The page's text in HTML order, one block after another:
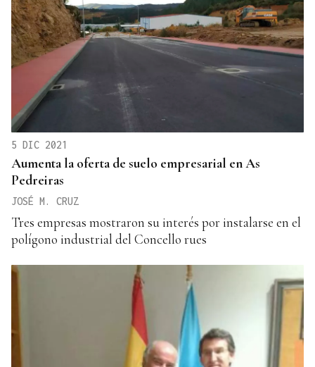
5 DIC 2021
Aumenta la oferta de suelo empresarial en As
Pedreiras
JOSÉ M. CRUZ
Tres empresas mostraron su interés por instalarse en el
polígono industrial del Concello rues